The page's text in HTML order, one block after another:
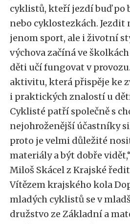
cyklistů, kteří jezdí buď po
nebo cyklostezkách. Jezdit
jenom sport, ale i životní
výchova začíná ve školkách
děti učí fungovat v
aktivitu, která přispěje ke
i praktických znalostí u
Cyklisté patří společně s
nejohroženější účastníky
proto je velmi důležité
materiály a být dobře
Miloš Skácel z Krajské
Vítězem krajského kola
mladých cyklistů se v
družstvo ze Základní a